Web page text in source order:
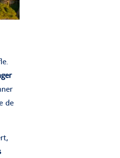
de